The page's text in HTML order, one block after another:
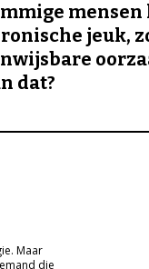
mensen
jeuk,
dat?
Maar
die